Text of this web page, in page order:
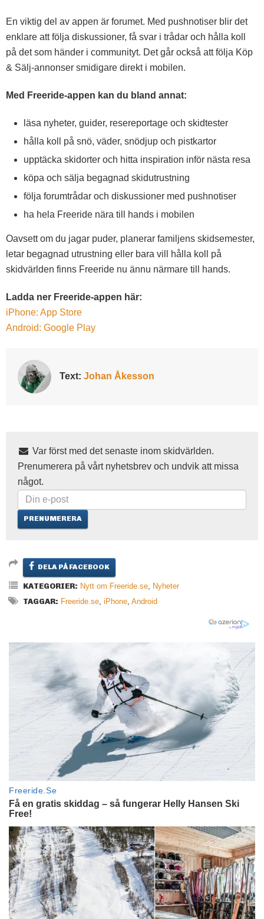
En viktig del av appen är forumet. Med pushnotiser blir det
enklare att följa diskussioner, få svar i trådar och hålla koll
på det som händer i communityt. Det går också att följa Köp
& Sälj-annonser smidigare direkt i mobilen.
Med Freeride-appen kan du bland annat:
läsa nyheter, guider, resereportage och skidtester
hålla koll på snö, väder, snödjup och pistkartor
upptäcka skidorter och hitta inspiration inför nästa resa
köpa och sälja begagnad skidutrustning
följa forumtrådar och diskussioner med pushnotiser
ha hela Freeride nära till hands i mobilen
Oavsett om du jagar puder, planerar familjens skidsemester,
letar begagnad utrustning eller bara vill hålla koll på
skidvärlden finns Freeride nu ännu närmare till hands.
Ladda ner Freeride-appen här:
iPhone: App Store
Android: Google Play
Text: Johan Åkesson
Var först med det senaste inom skidvärlden.
Prenumerera på vårt nyhetsbrev och undvik att missa
något.
DELA PÅ FACEBOOK
KATEGORIER: Nytt om Freeride.se
Nyheter
TAGGAR: Freeride.se iPhone Android